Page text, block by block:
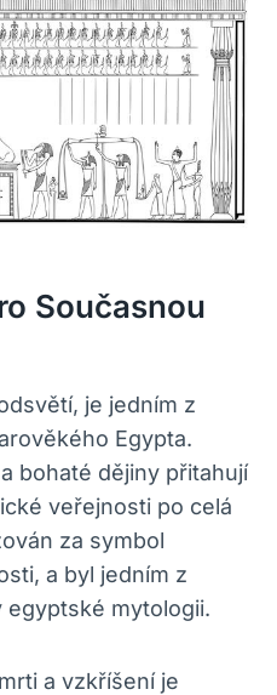
Současnou
je jedním z
Egypta.
bohaté dějiny přitahují
veřejnosti po celá
za symbol
a byl jedním z
egyptské mytologii.
a vzkříšení je